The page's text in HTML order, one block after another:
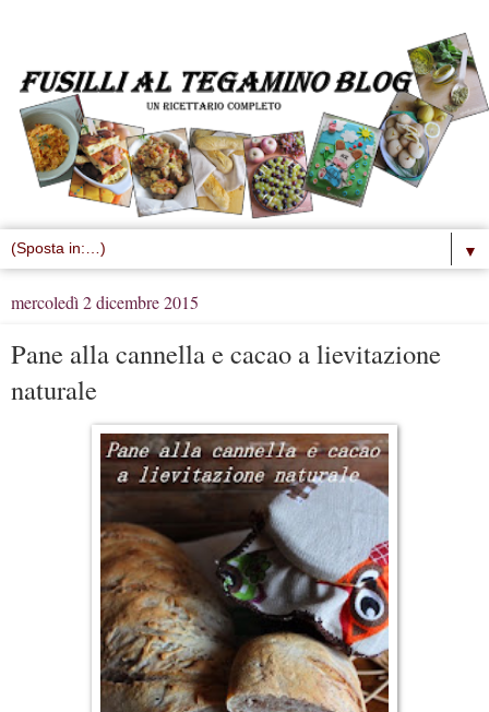
▼
mercoledì 2 dicembre 2015
Pane alla cannella e cacao a lievitazione
naturale